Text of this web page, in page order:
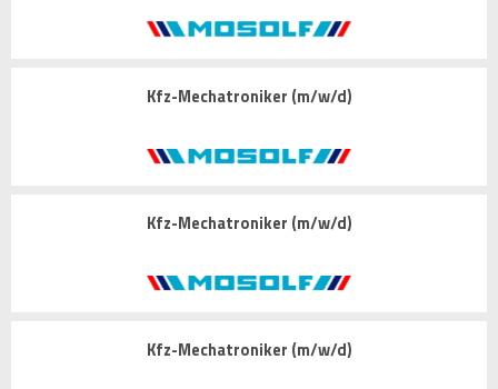
Kfz-Mechatroniker (m/w/d)
Kfz-Mechatroniker (m/w/d)
Kfz-Mechatroniker (m/w/d)